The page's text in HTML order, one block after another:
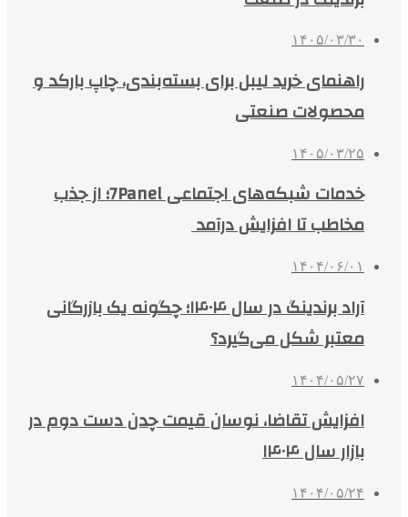
۱۴۰۵/۰۳/۳۰
راهنمای خرید لیبل برای بسته‌بندی، چاپ بارکد و
محصولات صنعتی
۱۴۰۵/۰۳/۲۵
خدمات شبکه‌های اجتماعی 7Panel؛ از جذب
مخاطب تا افزایش درآمد
۱۴۰۴/۰۶/۰۱
آراد برندینگ در سال ۱۴۰۴؛ چگونه یک بازرگانی
معتبر شکل می‌گیرد؟
۱۴۰۴/۰۵/۲۷
افزایش تقاضا، نوسان قیمت چدن دست دوم در
بازار سال ۱۴۰۴
۱۴۰۴/۰۵/۲۴